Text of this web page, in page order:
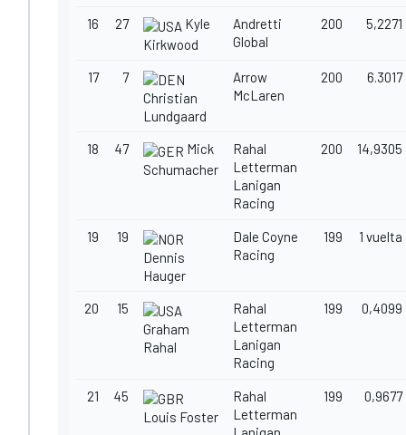
16 27
Kyle
Kirkwood
Andretti
Global
200 5,2271
17
7
Christian
Lundgaard
Arrow
McLaren
200 6.3017
18 47
Mick
Schumacher
Rahal
Letterman
Lanigan
Racing
200 14,9305
19
19
Dennis
Hauger
Dale Coyne
Racing
199 1 vuelta
20
15
Graham
Rahal
Rahal
Letterman
Lanigan
Racing
199 0,4099
21
45
Louis Foster
Rahal
Letterman
199 0,9677